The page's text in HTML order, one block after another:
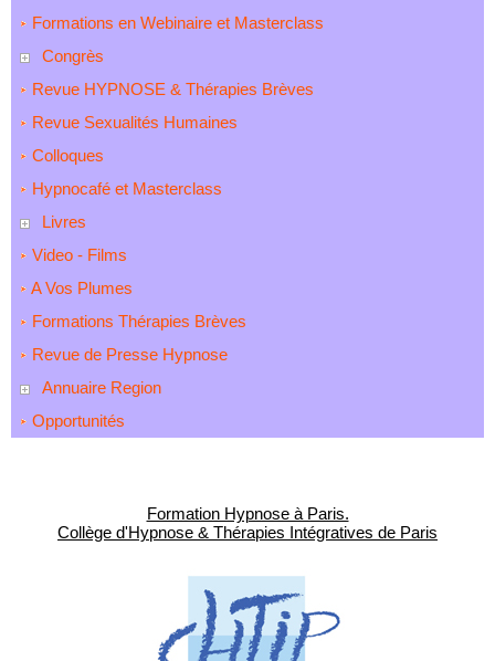
Formations en Webinaire et Masterclass
Congrès
Revue HYPNOSE & Thérapies Brèves
Revue Sexualités Humaines
Colloques
Hypnocafé et Masterclass
Livres
Video - Films
A Vos Plumes
Formations Thérapies Brèves
Revue de Presse Hypnose
Annuaire Region
Opportunités
Formation Hypnose à Paris.
Collège d'Hypnose & Thérapies Intégratives de Paris